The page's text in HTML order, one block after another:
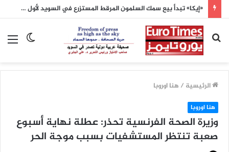
«إيكا» تبدأ بيع سمك السلمون المرقط المستزرع في السويد لأول مرة
الوضع
بحث
عن
الرئيسية / هنا اوروبا
هنا اوروبا
وزيرة الصحة الفرنسية تحذر: عطلة نهاية أسبوع
صعبة تنتظر المستشفيات بسبب موجة الحر